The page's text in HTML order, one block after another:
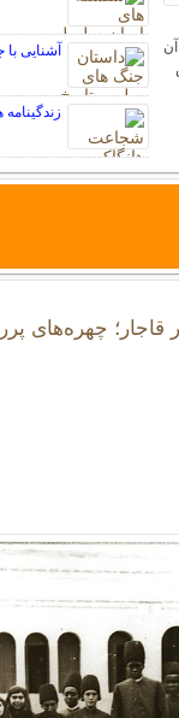
آشنایی
چهره‌های